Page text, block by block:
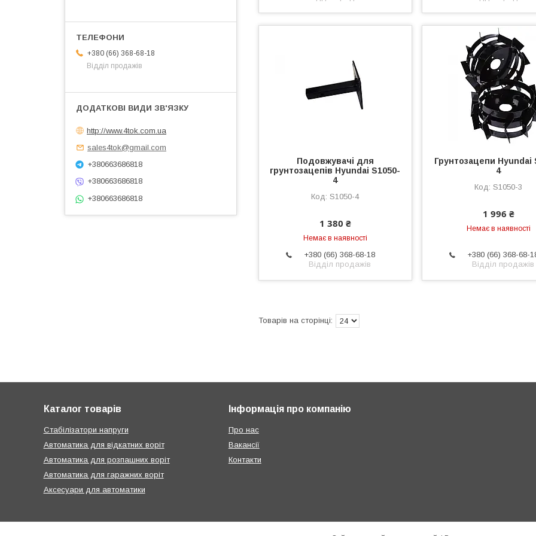
Подовжувачі для
грунтозацепів Hyundai S1050-
4
S1050-4
1 380 ₴
Немає в наявності
+380 (66) 368-68-18
Відділ продажів
Грунтозацепи Hyundai
4
S1050-3
1 996 ₴
Немає в наявності
+380 (66) 368-68-
Відділ продажів
+380 (66) 368-68-18
Відділ продажів
http://www.4tok.com.ua
sales4tok@gmail.com
+380663686818
+380663686818
+380663686818
Каталог товарів
Стабілізатори напруги
Автоматика для відкатних воріт
Автоматика для розпашних воріт
Автоматика для гаражних воріт
Аксесуари для автоматики
Інформація про компанію
Про нас
Вакансії
Контакти